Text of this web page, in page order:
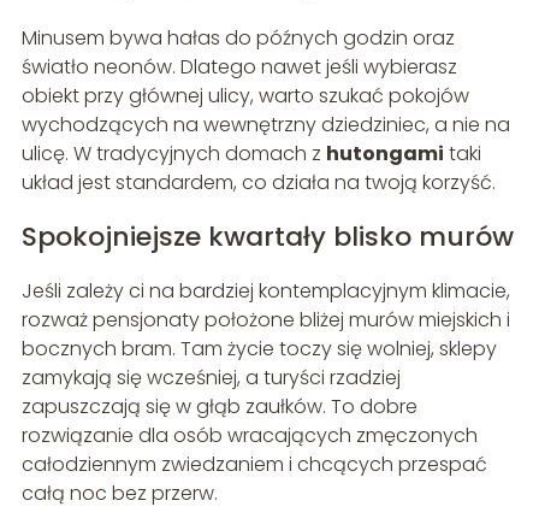
Minusem bywa hałas do późnych godzin oraz
światło neonów. Dlatego nawet jeśli wybierasz
obiekt przy głównej ulicy, warto szukać pokojów
wychodzących na wewnętrzny dziedziniec, a nie na
ulicę. W tradycyjnych domach z hutongami taki
układ jest standardem, co działa na twoją korzyść.
Spokojniejsze kwartały blisko murów
Jeśli zależy ci na bardziej kontemplacyjnym klimacie,
rozważ pensjonaty położone bliżej murów miejskich i
bocznych bram. Tam życie toczy się wolniej, sklepy
zamykają się wcześniej, a turyści rzadziej
zapuszczają się w głąb zaułków. To dobre
rozwiązanie dla osób wracających zmęczonych
całodziennym zwiedzaniem i chcących przespać
całą noc bez przerw.